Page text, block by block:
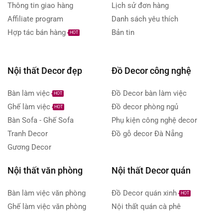
Thông tin giao hàng
Affiliate program
Hợp tác bán hàng
HOT
Lịch sử đơn hàng
Danh sách yêu thích
Bản tin
Nội thất Decor đẹp
Bàn làm việc HOT
Ghế làm việc HOT
Bàn Sofa - Ghế Sofa
Tranh Decor
Gương Decor
Đồ Decor công nghệ
Đồ Decor bàn làm việc
Đồ decor phòng ngủ
Phụ kiện công nghệ decor
Đồ gỗ decor Đà Nẵng
Nội thất văn phòng
Bàn làm việc văn phòng
Ghế làm việc văn phòng
Nội thất Decor quán
Đồ Decor quán xinh HOT
Nội thất quán cà phê